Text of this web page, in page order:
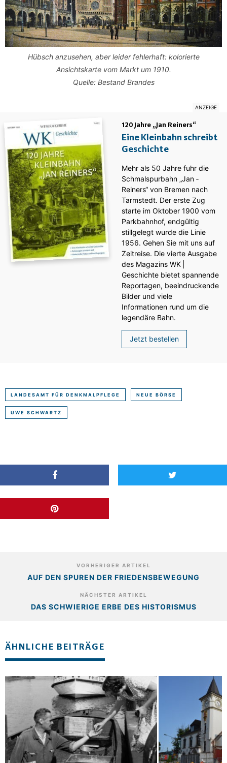
Hübsch anzusehen, aber leider fehlerhaft: kolorierte
Ansichtskarte vom Markt um 1910.
Quelle: Bestand Brandes
120 Jahre „Jan Reiners“
Eine Kleinbahn schreibt
Geschichte
Mehr als 50 Jahre fuhr die
Schmalspurbahn „Jan ­
Reiners“ von Bremen nach
Tarmstedt. Der erste Zug
starte im Oktober 1900 vom
Parkbahnhof, endgültig
stillgelegt wurde die Linie
1956. Gehen Sie mit uns auf
Zeitreise. Die vierte Ausgabe
des ­Magazins WK |
Geschichte bietet spannende
Reportagen, beeindruckende
Bilder und viele
Informationen rund um die
legendäre Bahn.
Jetzt bestellen
LANDESAMT FÜR DENKMALPFLEGE NEUE BÖRSE
UWE SCHWARTZ
VORHERIGER ARTIKEL
AUF DEN SPUREN DER FRIEDENSBEWEGUNG
NÄCHSTER ARTIKEL
DAS SCHWIERIGE ERBE DES HISTORISMUS
ÄHNLICHE BEITRÄGE